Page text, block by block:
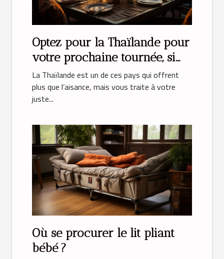
Optez pour la Thaïlande pour
votre prochaine tournée, si
vous rêvez vous installer
dans un appartement
splendide !
La Thaïlande est un de ces pays qui offrent
plus que l’aisance, mais vous traite à votre
juste...
Où se procurer le lit pliant
bébé ?